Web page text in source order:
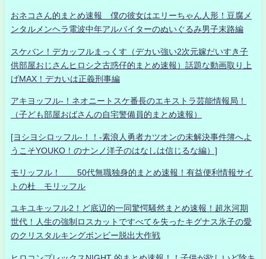
おネコさん的まとめ速報 僕の彼女はエリーちゃん人形！豆腐メ
ンタルメンヘラ電波中年アルバイターのぬいぐるみ男子末路編
スケバン！デカッフルまっくす（デカい強い2次元嫁だいすき子
供部屋おじさんヒロシ之古惑仔的まとめ速報）話題な動画取り上
げMAX！デカいは正義刑事編
アキヨッフル-！ネオニートスケ番長のエキストラ芸能情報局！
（子ども部屋おばさんの自宅警備員的まとめ速報）
[ヨシヨシロッフル-！！-素浪人勇者カツオンの未解決事件簿へよ
うこそYOUKO！のナンノ洋子のはなしは信じるな編）]
モリッフル！ 50代無職独身的まとめ速報！有益便利情報サイ
トの杜 モリッフル
ユキユキッフル2！ど底辺的一同驚愕騒然まとめ速報！超氷河期
世代！人生の強制ロスカットですべてを失ったキグナス氷子の愛
のクリスタルキングボンビー脱出大作戦